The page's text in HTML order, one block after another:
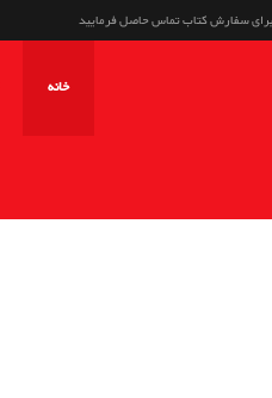
برای سفارش کتاب تماس حاصل فرمایید
خانه